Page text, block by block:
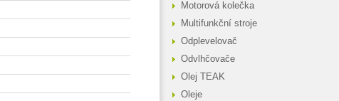
Motorová kolečka
Multifunkční stroje
Odplevelovač
Odvlhčovače
Olej TEAK
Oleje